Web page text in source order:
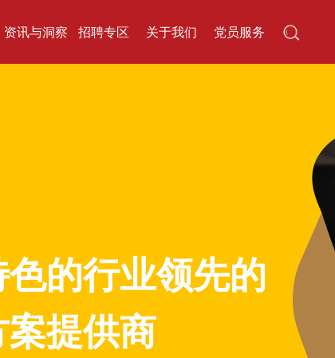
资讯与洞察 招聘专区 关于我们 党员服务
的行业领先的
案提供商